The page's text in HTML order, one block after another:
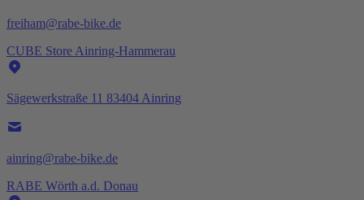
freiham@rabe-bike.de
CUBE Store Ainring-Hammerau
Sägewerkstraße 11 83404 Ainring
ainring@rabe-bike.de
RABE Wörth a.d. Donau